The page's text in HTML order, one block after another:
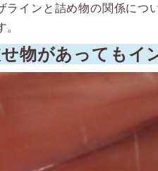
ラインと詰め物の関係につ
物があってもイ